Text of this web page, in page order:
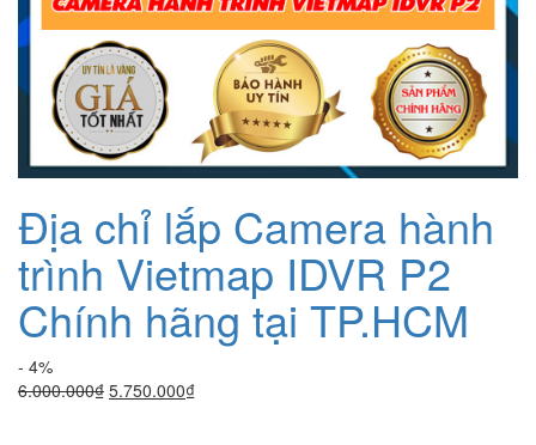
Địa chỉ lắp Camera hành
trình Vietmap IDVR P2
Chính hãng tại TP.HCM
- 4%
6.000.000₫ Giá
5.750.000₫Giá